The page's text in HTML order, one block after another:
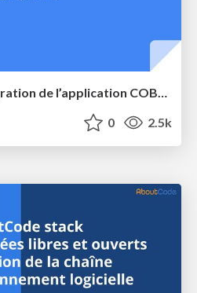
Atelier BlueHats : Migration de l’application COBOL MedocDB de GCOS à GnuCOBOL sur GNU/Linux
0 2.5k